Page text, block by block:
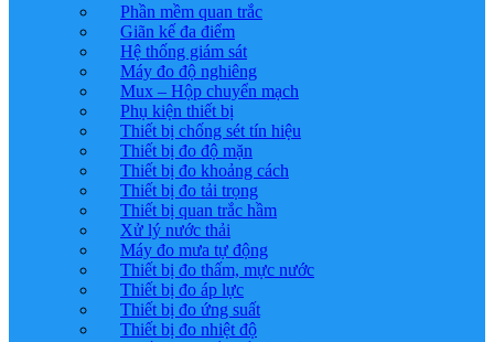
Phần mềm quan trắc
Giãn kế đa điểm
Hệ thống giám sát
Máy đo độ nghiêng
Mux – Hộp chuyển mạch
Phụ kiện thiết bị
Thiết bị chống sét tín hiệu
Thiết bị đo độ mặn
Thiết bị đo khoảng cách
Thiết bị đo tải trọng
Thiết bị quan trắc hầm
Xử lý nước thải
Máy đo mưa tự động
Thiết bị đo thấm, mực nước
Thiết bị đo áp lực
Thiết bị đo ứng suất
Thiết bị đo nhiệt độ